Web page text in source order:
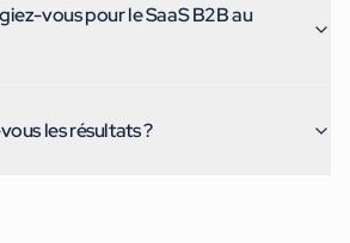
vous pour le SaaS B2B au
les résultats ?